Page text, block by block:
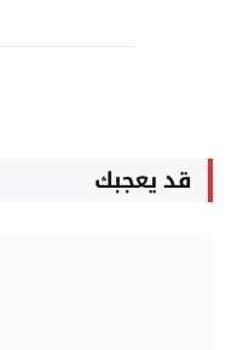
قد يعجبك